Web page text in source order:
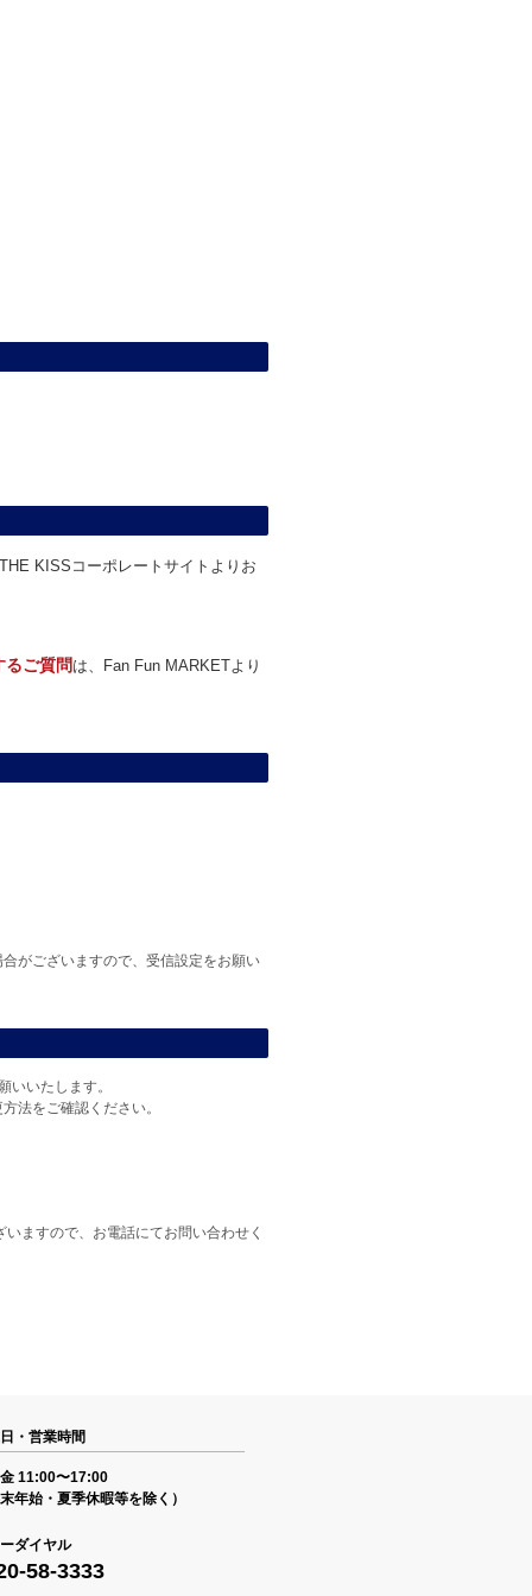
KISSコーポレートサイトよりお
ご質問は、Fan Fun MARKETより
がございますので、受信設定をお願い
いたします。
法をご確認ください。
ますので、お電話にてお問い合わせく
・営業時間
11:00〜17:00
末年始・夏季休暇等を除く）
ダイヤル
58-3333